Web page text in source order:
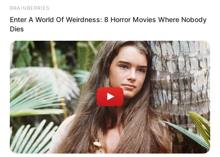
BRAINBERRIES
Enter A World Of Weirdness: 8 Horror Movies Where Nobody
Dies